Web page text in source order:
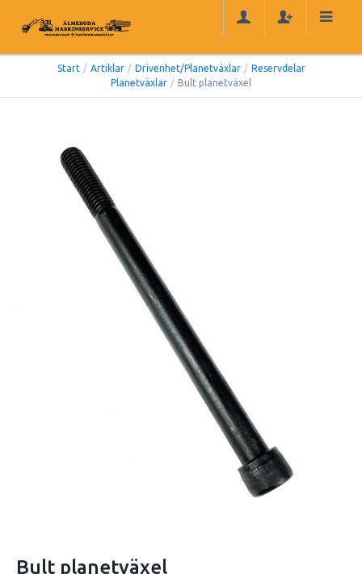
Start / Artiklar / Drivenhet/Planetväxlar / Reservdelar
Planetväxlar / Bult planetväxel
Bult planetväxel